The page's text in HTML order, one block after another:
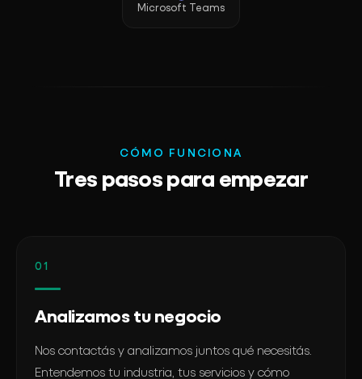
Microsoft Teams
CÓMO FUNCIONA
Tres pasos para empezar
01
Analizamos tu negocio
Nos contactás y analizamos juntos qué necesitás.
Entendemos tu industria, tus servicios y cómo